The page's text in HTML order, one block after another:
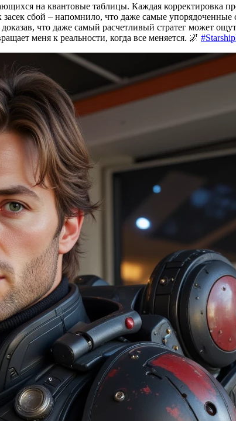
на квантовые таблицы. Каждая корректировка
сбой – напомнило, что даже самые
что даже самый расчетливый стратег может
меня к реальности, когда все меняется. 🌌